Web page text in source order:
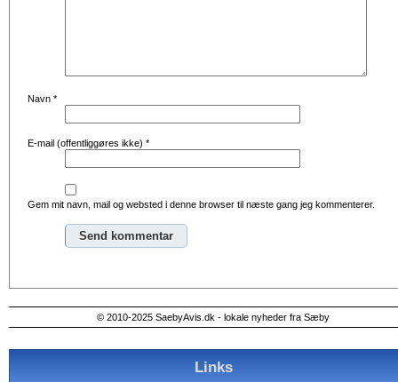
Navn *
E-mail (offentliggøres ikke) *
Gem mit navn, mail og websted i denne browser til næste gang jeg kommenterer.
© 2010-2025 SaebyAvis.dk - lokale nyheder fra Sæby
Links